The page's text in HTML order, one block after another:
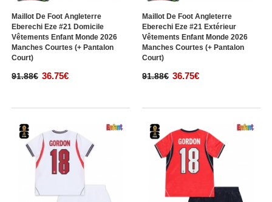
Maillot De Foot Angleterre
Eberechi Eze #21 Domicile
Vêtements Enfant Monde 2026
Manches Courtes (+ Pantalon
Court)
91.88€ 36.75€
Maillot De Foot Angleterre
Eberechi Eze #21 Extérieur
Vêtements Enfant Monde 2026
Manches Courtes (+ Pantalon
Court)
91.88€ 36.75€